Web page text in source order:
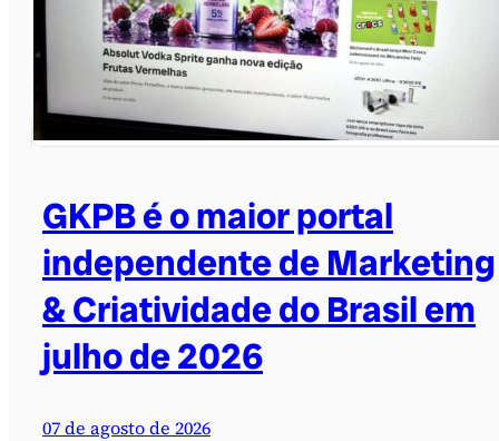
GKPB é o maior portal
independente de Marketing
& Criatividade do Brasil em
julho de 2026
07 de agosto de 2026